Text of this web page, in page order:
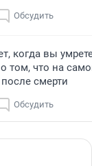
Обсудить
когда вы
том, что на
смерти
Обсудить